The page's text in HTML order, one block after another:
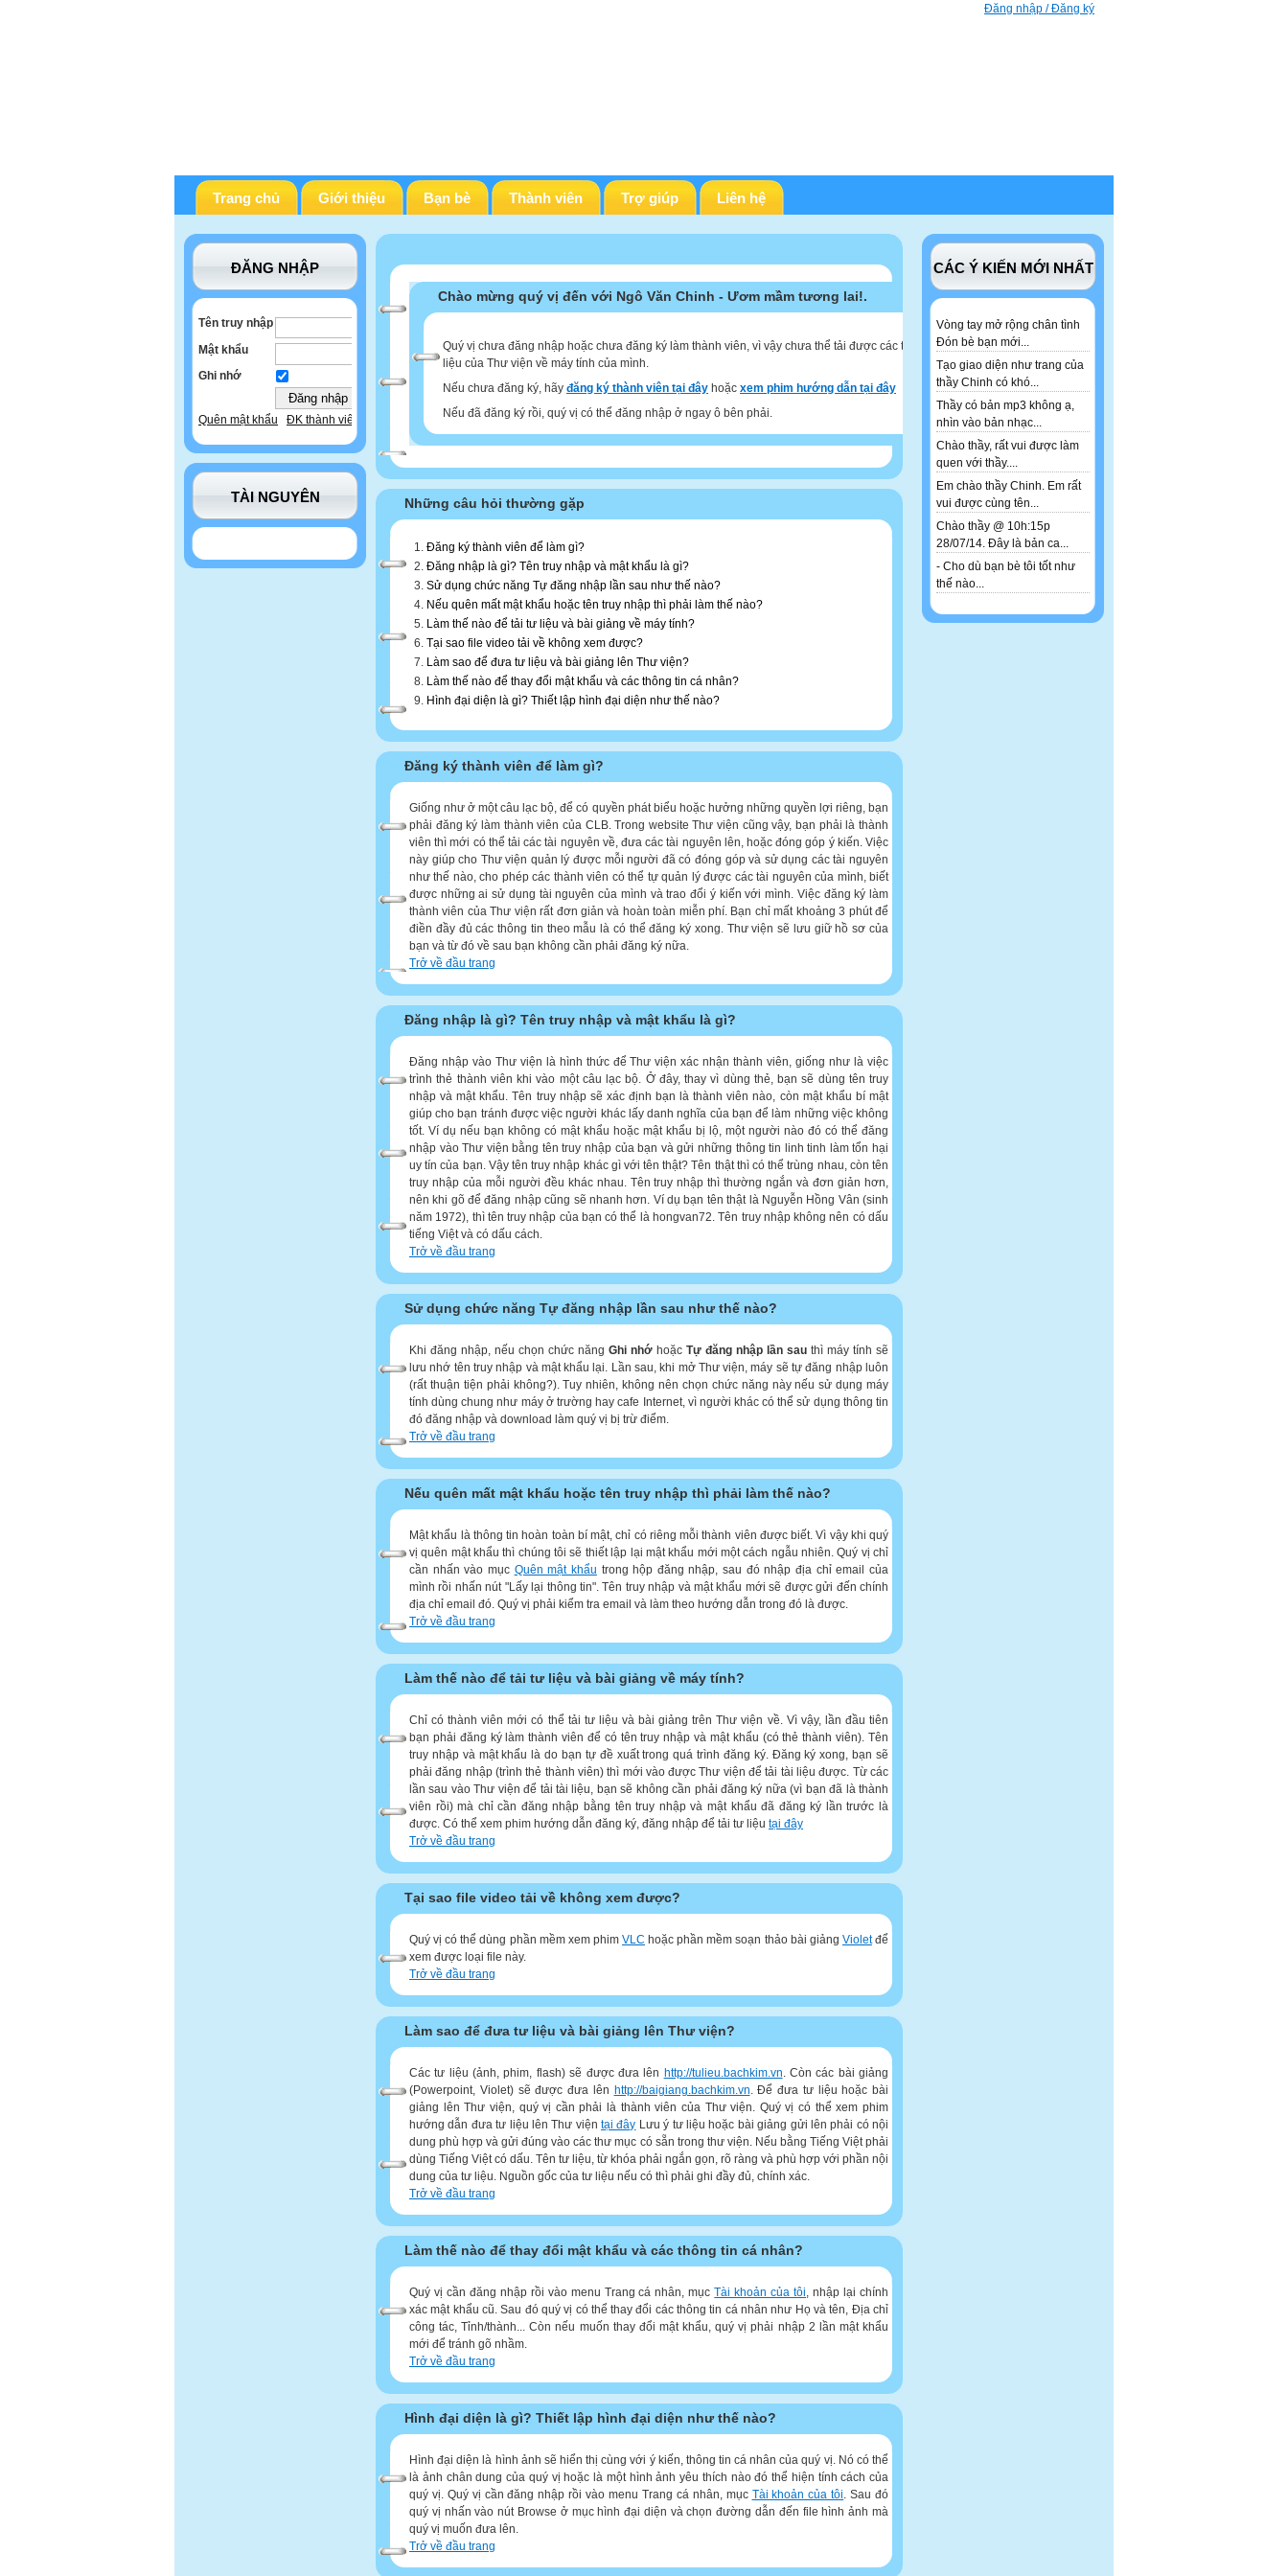
Đăng nhập / Đăng ký
Trang chủ Giới thiệu Bạn bè Thành viên Trợ giúp Liên hệ
ĐĂNG NHẬP
Tên truy nhập
Mật khẩu
Ghi nhớ
Quên mật khẩu ĐK thành viên
TÀI NGUYÊN
CÁC Ý KIẾN MỚI NHẤT
Vòng tay mở rộng chân tình
Đón bè bạn mới...
Tạo giao diện như trang của
thầy Chinh có khó...
Thầy có bản mp3 không ạ,
nhìn vào bản nhạc...
Chào thầy, rất vui được làm
quen với thầy....
Em chào thầy Chinh. Em rất
vui được cùng tên...
Chào thầy @ 10h:15p
28/07/14. Đây là bản ca...
- Cho dù bạn bè tôi tốt như
thế nào...
Chào mừng quý vị đến với Ngô Văn Chinh - Ươm mầm tương lai!.
Quý vị chưa đăng nhập hoặc chưa đăng ký làm thành viên, vì vậy chưa thể tải được các tư
liệu của Thư viện về máy tính của mình.
Nếu chưa đăng ký, hãy đăng ký thành viên tại đây hoặc xem phim hướng dẫn tại đây
Nếu đã đăng ký rồi, quý vị có thể đăng nhập ở ngay ô bên phải.
Những câu hỏi thường gặp
Đăng ký thành viên để làm gì?
Đăng nhập là gì? Tên truy nhập và mật khẩu là gì?
Sử dụng chức năng Tự đăng nhập lần sau như thế nào?
Nếu quên mất mật khẩu hoặc tên truy nhập thì phải làm thế nào?
Làm thế nào để tải tư liệu và bài giảng về máy tính?
Tại sao file video tải về không xem được?
Làm sao để đưa tư liệu và bài giảng lên Thư viện?
Làm thế nào để thay đổi mật khẩu và các thông tin cá nhân?
Hình đại diện là gì? Thiết lập hình đại diện như thế nào?
Đăng ký thành viên để làm gì?
Giống như ở một câu lạc bộ, để có quyền phát biểu hoặc hưởng những quyền lợi riêng, bạn
phải đăng ký làm thành viên của CLB. Trong website Thư viện cũng vậy, bạn phải là thành
viên thì mới có thể tải các tài nguyên về, đưa các tài nguyên lên, hoặc đóng góp ý kiến. Việc
này giúp cho Thư viện quản lý được mỗi người đã có đóng góp và sử dụng các tài nguyên
như thế nào, cho phép các thành viên có thể tự quản lý được các tài nguyên của mình, biết
được những ai sử dụng tài nguyên của mình và trao đổi ý kiến với mình. Việc đăng ký làm
thành viên của Thư viện rất đơn giản và hoàn toàn miễn phí. Bạn chỉ mất khoảng 3 phút để
điền đầy đủ các thông tin theo mẫu là có thể đăng ký xong. Thư viện sẽ lưu giữ hồ sơ của
bạn và từ đó về sau bạn không cần phải đăng ký nữa.
Trở về đầu trang
Đăng nhập là gì? Tên truy nhập và mật khẩu là gì?
Đăng nhập vào Thư viện là hình thức để Thư viện xác nhận thành viên, giống như là việc
trình thẻ thành viên khi vào một câu lạc bộ. Ở đây, thay vì dùng thẻ, bạn sẽ dùng tên truy
nhập và mật khẩu. Tên truy nhập sẽ xác định bạn là thành viên nào, còn mật khẩu bí mật
giúp cho bạn tránh được việc người khác lấy danh nghĩa của bạn để làm những việc không
tốt. Ví dụ nếu bạn không có mật khẩu hoặc mật khẩu bị lộ, một người nào đó có thể đăng
nhập vào Thư viện bằng tên truy nhập của bạn và gửi những thông tin linh tinh làm tổn hại
uy tín của bạn. Vậy tên truy nhập khác gì với tên thật? Tên thật thì có thể trùng nhau, còn tên
truy nhập của mỗi người đều khác nhau. Tên truy nhập thì thường ngắn và đơn giản hơn,
nên khi gõ để đăng nhập cũng sẽ nhanh hơn. Ví dụ bạn tên thật là Nguyễn Hồng Vân (sinh
năm 1972), thì tên truy nhập của bạn có thể là hongvan72. Tên truy nhập không nên có dấu
tiếng Việt và có dấu cách.
Trở về đầu trang
Sử dụng chức năng Tự đăng nhập lần sau như thế nào?
Khi đăng nhập, nếu chọn chức năng Ghi nhớ hoặc Tự đăng nhập lần sau thì máy tính sẽ
lưu nhớ tên truy nhập và mật khẩu lại. Lần sau, khi mở Thư viện, máy sẽ tự đăng nhập luôn
(rất thuận tiện phải không?). Tuy nhiên, không nên chọn chức năng này nếu sử dụng máy
tính dùng chung như máy ở trường hay cafe Internet, vì người khác có thể sử dụng thông tin
đó đăng nhập và download làm quý vị bị trừ điểm.
Trở về đầu trang
Nếu quên mất mật khẩu hoặc tên truy nhập thì phải làm thế nào?
Mật khẩu là thông tin hoàn toàn bí mật, chỉ có riêng mỗi thành viên được biết. Vì vậy khi quý
vị quên mật khẩu thì chúng tôi sẽ thiết lập lại mật khẩu mới một cách ngẫu nhiên. Quý vị chỉ
cần nhấn vào mục Quên mật khẩu trong hộp đăng nhập, sau đó nhập địa chỉ email của
mình rồi nhấn nút "Lấy lại thông tin". Tên truy nhập và mật khẩu mới sẽ được gửi đến chính
địa chỉ email đó. Quý vị phải kiểm tra email và làm theo hướng dẫn trong đó là được.
Trở về đầu trang
Làm thế nào để tải tư liệu và bài giảng về máy tính?
Chỉ có thành viên mới có thể tải tư liệu và bài giảng trên Thư viện về. Vì vậy, lần đầu tiên
bạn phải đăng ký làm thành viên để có tên truy nhập và mật khẩu (có thẻ thành viên). Tên
truy nhập và mật khẩu là do bạn tự đề xuất trong quá trình đăng ký. Đăng ký xong, bạn sẽ
phải đăng nhập (trình thẻ thành viên) thì mới vào được Thư viện để tải tài liệu được. Từ các
lần sau vào Thư viện để tải tài liệu, bạn sẽ không cần phải đăng ký nữa (vì bạn đã là thành
viên rồi) mà chỉ cần đăng nhập bằng tên truy nhập và mật khẩu đã đăng ký lần trước là
được. Có thể xem phim hướng dẫn đăng ký, đăng nhập để tải tư liệu tại đây
Trở về đầu trang
Tại sao file video tải về không xem được?
Quý vị có thể dùng phần mềm xem phim VLC hoặc phần mềm soạn thảo bài giảng Violetđể
xem được loại file này.
Trở về đầu trang
Làm sao để đưa tư liệu và bài giảng lên Thư viện?
Các tư liệu (ảnh, phim, flash) sẽ được đưa lên http://tulieu.bachkim.vn. Còn các bài giảng
(Powerpoint, Violet) sẽ được đưa lên http://baigiang.bachkim.vn. Để đưa tư liệu hoặc bài
giảng lên Thư viện, quý vị cần phải là thành viên của Thư viện. Quý vị có thể xem phim
hướng dẫn đưa tư liệu lên Thư việntại đây Lưu ý tư liệu hoặc bài giảng gửi lên phải có nội
dung phù hợp và gửi đúng vào các thư mục có sẵn trong thư viện. Nếu bằng Tiếng Việt phải
dùng Tiếng Việt có dấu. Tên tư liệu, từ khóa phải ngắn gọn, rõ ràng và phù hợp với phần nội
dung của tư liệu. Nguồn gốc của tư liệu nếu có thì phải ghi đầy đủ, chính xác.
Trở về đầu trang
Làm thế nào để thay đổi mật khẩu và các thông tin cá nhân?
Quý vị cần đăng nhập rồi vào menu Trang cá nhân, mụcTài khoản của tôi, nhập lại chính
xác mật khẩu cũ. Sau đó quý vị có thể thay đổi các thông tin cá nhân như Họ và tên, Địa chỉ
công tác, Tỉnh/thành... Còn nếu muốn thay đổi mật khẩu, quý vị phải nhập 2 lần mật khẩu
mới để tránh gõ nhầm.
Trở về đầu trang
Hình đại diện là gì? Thiết lập hình đại diện như thế nào?
Hình đại diện là hình ảnh sẽ hiển thị cùng với ý kiến, thông tin cá nhân của quý vị. Nó có thể
là ảnh chân dung của quý vị hoặc là một hình ảnh yêu thích nào đó thể hiện tính cách của
quý vị. Quý vị cần đăng nhập rồi vào menu Trang cá nhân, mục Tài khoản của tôi. Sau đó
quý vị nhấn vào nút Browse ở mục hình đại diện và chọn đường dẫn đến file hình ảnh mà
quý vị muốn đưa lên.
Trở về đầu trang